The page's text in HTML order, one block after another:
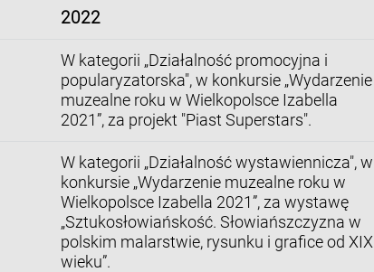
2022
W kategorii „Działalność promocyjna i
popularyzatorska", w konkursie „Wydarzenie
muzealne roku w Wielkopolsce Izabella
2021”, za projekt "Piast Superstars".
W kategorii „Działalność wystawiennicza", w
konkursie „Wydarzenie muzealne roku w
Wielkopolsce Izabella 2021”, za wystawę
„Sztukosłowiańskość. Słowiańszczyzna w
polskim malarstwie, rysunku i grafice od XIX
wieku”.